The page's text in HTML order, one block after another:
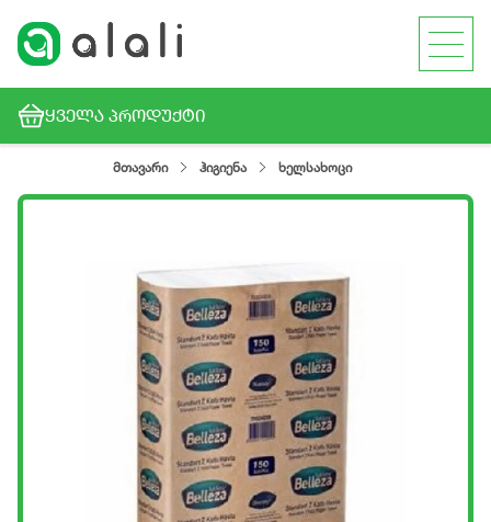
ᲧᲕᲔᲚᲐ ᲞᲠᲝᲓᲣᲥᲢᲘ
მთავარი ჰიგიენა ხელსახოცი